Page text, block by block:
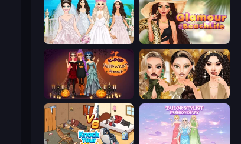
Model Wedding Glamour Beach Life
Autumn Glam Gala